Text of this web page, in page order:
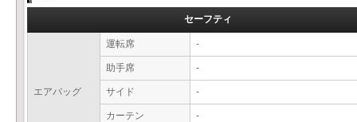
セーフティ
エアバッグ
運転席 -
助手席 -
サイド -
カーテン -